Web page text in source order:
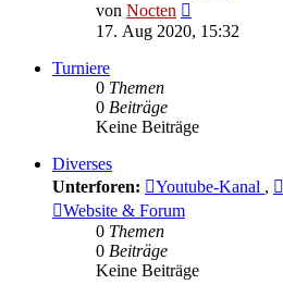
von Nocten
Beitrag
17. Aug 2020, 15:32
Turniere
0 Themen
0 Beiträge
Keine Beiträge
Diverses
Unterforen:
Youtube-Kanal ,
Website & Forum
0 Themen
0 Beiträge
Keine Beiträge